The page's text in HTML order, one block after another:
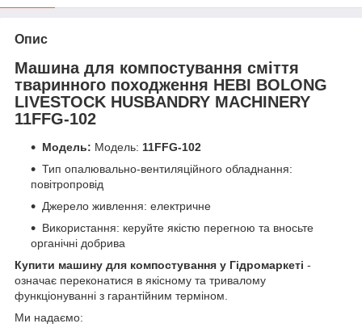
Опис
Машина для компостування сміття
тваринного походження HEBI BOLONG
LIVESTOCK HUSBANDRY MACHINERY
11FFG-102
Модель: Модель: 11FFG-102
Тип опалювально-вентиляційного обладнання:
повітропровід
Джерело живлення: електричне
Використання: керуйте якістю перегною та вносьте
органічні добрива
Купити машину для компостування у Гідромаркеті -
означає переконатися в якісному та тривалому
функціонуванні з гарантійним терміном.
Ми надаємо: